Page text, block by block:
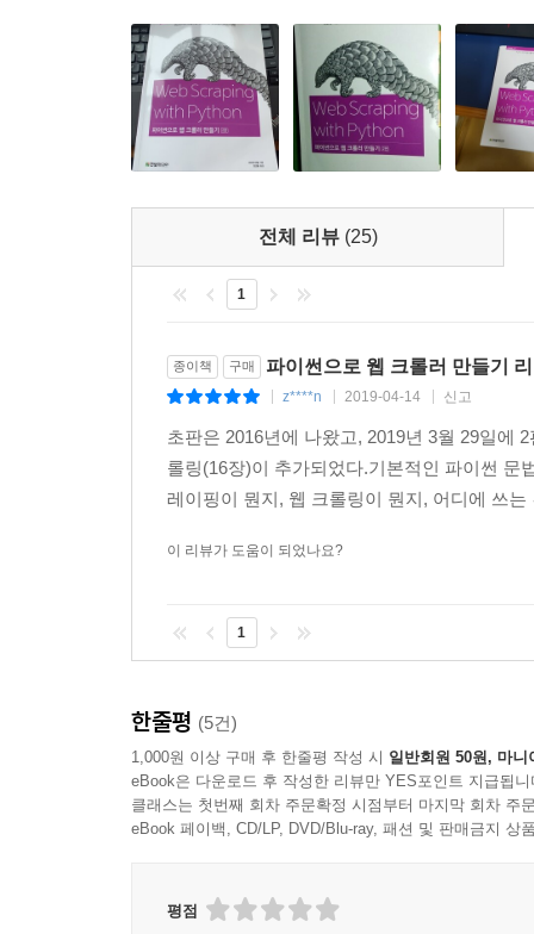
전체 리뷰 (25)
1
종이책 구매 파이썬으로 웹 크롤러 만들기
z****n 2019-04-14 신고
초판은 2016년에 나왔고, 2019년 3월 29일에
롤링(16장)이 추가되었다.기본적인 파이썬 문
레이핑이 뭔지, 웹 크롤링이 뭔지, 어디에 쓰
이 리뷰가 도움이 되었나요?
1
한줄평 (5건)
1,000원 이상 구매 후 한줄평 작성 시 일반회원 50원, 마니
eBook은 다운로드 후 작성한 리뷰만 YES포인트 지급됩니
클래스는 첫번째 회차 주문확정 시점부터 마지막 회차 주
eBook 페이백, CD/LP, DVD/Blu-ray, 패션 및 판매금지 상
평점